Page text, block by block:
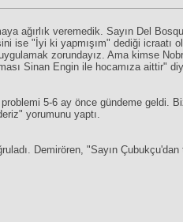
ağırlık veremedik. Sayın Del
ise "İyi ki yapmışım" dediği icraatı
zorundayız. Ama kimse
Sinan Engin ile hocamıza aittir"
5-6 ay önce gündeme geldi.
yorumunu yaptı.
Demirören, "Sayın